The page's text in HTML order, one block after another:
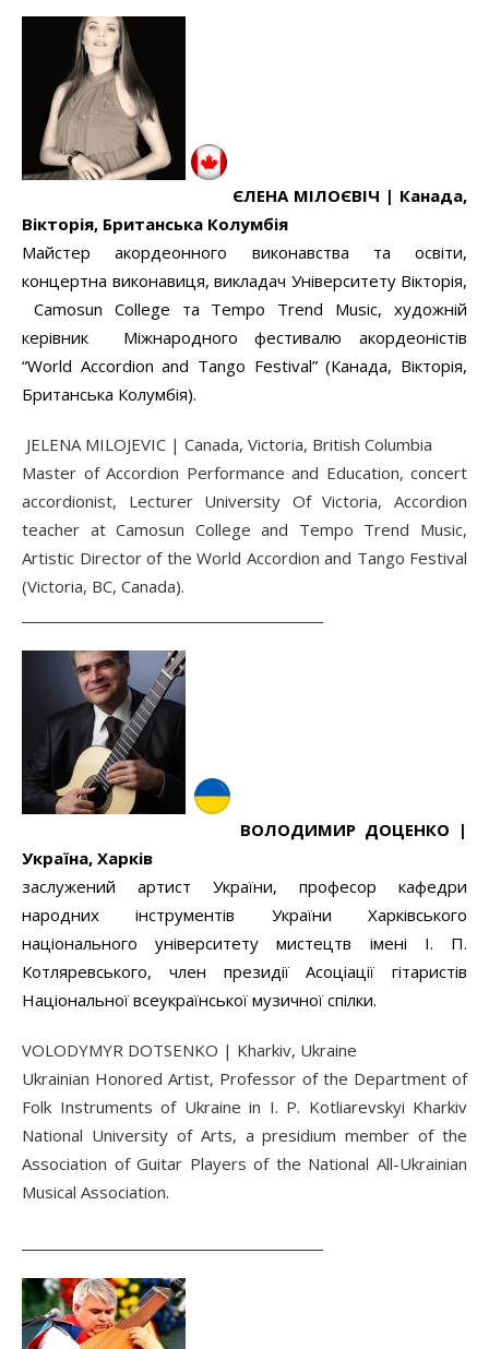
ЄЛЕНА МІЛОЄВІЧ | Канада,
Вікторія, Британська Колумбія
Майстер акордеонного виконавства та освіти,
концертна виконавиця, викладач Університету Вікторія,
Camosun College та Tempo Trend Music, художній
керівник Міжнародного фестивалю акордеоністів
“World Accordion and Tango Festival” (Канада, Вікторія,
Британська Колумбія).
JELENA MILOJEVIC | Canada, Victoria, British Columbia
Master of Accordion Performance and Education, сoncert
accordionist, Lecturer University Of Victoria, Accordion
teacher at Camosun College and Tempo Trend Music,
Artistic Director of the World Accordion and Tango Festival
(Victoria, BC, Canada).
ВОЛОДИМИР ДОЦЕНКО |
Україна, Харків
заслужений артист України, професор кафедри
народних інструментів України Харківського
національного університету мистецтв імені І. П.
Котляревського, член президії Асоціації гітаристів
Національної всеукраїнської музичної спілки.
VOLODYMYR DOTSENKO | Kharkiv, Ukraine
Ukrainian Honored Artist, Professor of the Department of
Folk Instruments of Ukraine in I. P. Kotliarevskyi Kharkiv
National University of Arts, a presidium member of the
Association of Guitar Players of the National All-Ukrainian
Musical Association.